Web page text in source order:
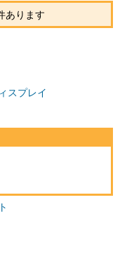
あります
スプレイ